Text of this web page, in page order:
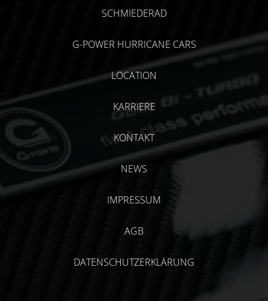
SCHMIEDERAD
G-POWER HURRICANE CARS
LOCATION
KARRIERE
KONTAKT
NEWS
IMPRESSUM
AGB
DATENSCHUTZERKLÄRUNG